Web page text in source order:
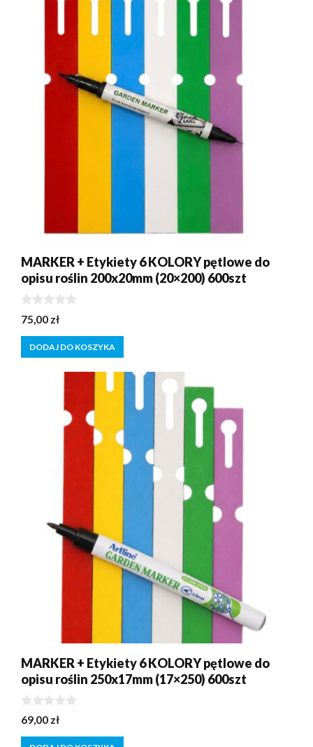
MARKER + Etykiety 6 KOLORY pętlowe do
opisu roślin 200x20mm (20×200) 600szt
0
z
5
75,00 zł
DODAJ DO KOSZYKA
MARKER + Etykiety 6 KOLORY pętlowe do
opisu roślin 250x17mm (17×250) 600szt
0
z
5
69,00 zł